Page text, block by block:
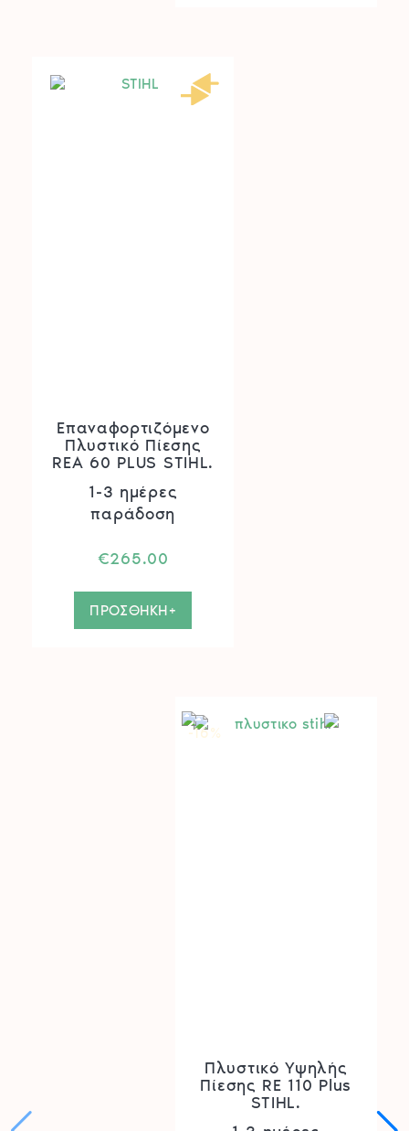
Επαναφορτιζόμενο
Πλυστικό Πίεσης
REA 60 PLUS STIHL.
1-3 ημέρες
παράδοση
€265.00
ΠΡΟΣΘΗΚΗ+
-16%
Πλυστικό Υψηλής
Πίεσης RE 110 Plus
STIHL.